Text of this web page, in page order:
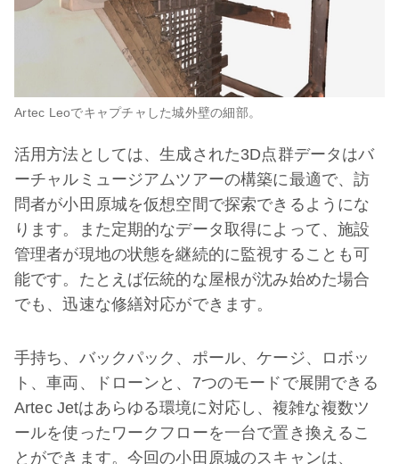
Artec Leoでキャプチャした城外壁の細部。
活用方法としては、生成された3D点群データはバ
ーチャルミュージアムツアーの構築に最適で、訪
問者が小田原城を仮想空間で探索できるようにな
ります。また定期的なデータ取得によって、施設
管理者が現地の状態を継続的に監視することも可
能です。たとえば伝統的な屋根が沈み始めた場合
でも、迅速な修繕対応ができます。
手持ち、バックパック、ポール、ケージ、ロボッ
ト、車両、ドローンと、7つのモードで展開できる
Artec Jetはあらゆる環境に対応し、複雑な複数ツ
ールを使ったワークフローを一台で置き換えるこ
とができます。今回の小田原城のスキャンは、